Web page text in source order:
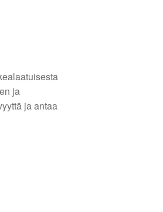
ja
ja antaa